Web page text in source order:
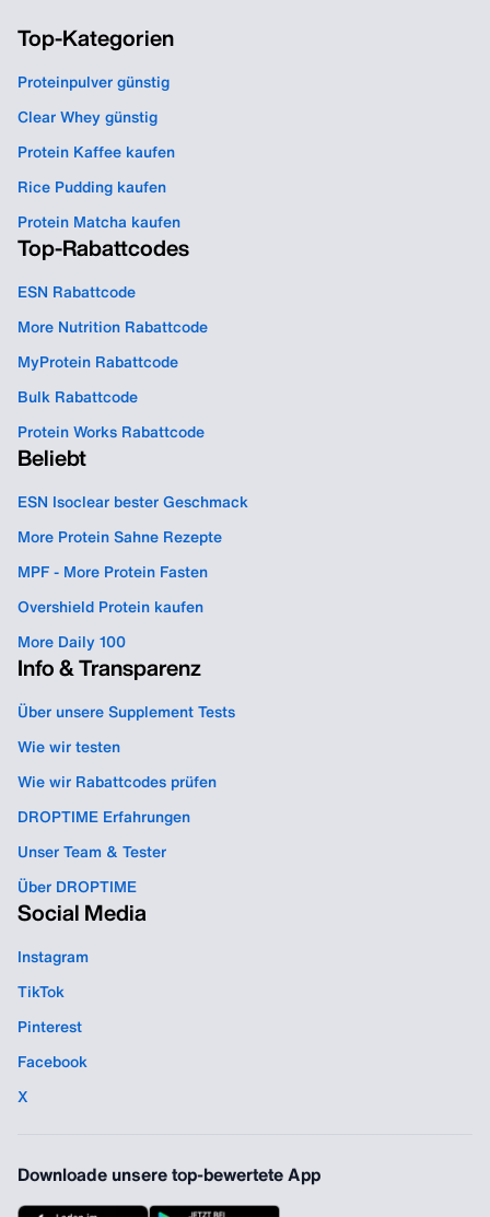
Top-Kategorien
Proteinpulver günstig
Clear Whey günstig
Protein Kaffee kaufen
Rice Pudding kaufen
Protein Matcha kaufen
Top-Rabattcodes
ESN Rabattcode
More Nutrition Rabattcode
MyProtein Rabattcode
Bulk Rabattcode
Protein Works Rabattcode
Beliebt
ESN Isoclear bester Geschmack
More Protein Sahne Rezepte
MPF - More Protein Fasten
Overshield Protein kaufen
More Daily 100
Info & Transparenz
Über unsere Supplement Tests
Wie wir testen
Wie wir Rabattcodes prüfen
DROPTIME Erfahrungen
Unser Team & Tester
Über DROPTIME
Social Media
Instagram
TikTok
Pinterest
Facebook
X
Downloade unsere top-bewertete App